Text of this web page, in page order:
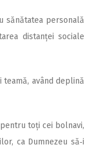
sănătatea personală
distanței sociale
având deplină
toți cei bolnavi,
ca Dumnezeu să‑i